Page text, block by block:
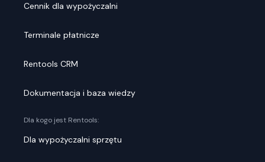
Cennik dla wypożyczalni
Terminale płatnicze
Rentools CRM
Dokumentacja i baza wiedzy
Dla kogo jest Rentools:
Dla wypożyczalni sprzętu